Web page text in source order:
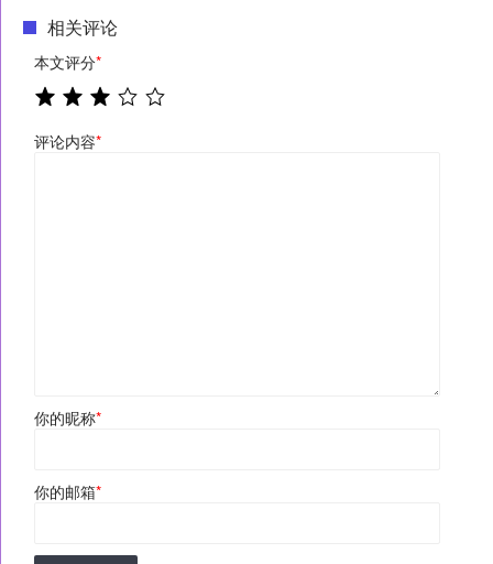
相关评论
本文评分*
评论内容*
你的昵称*
你的邮箱*